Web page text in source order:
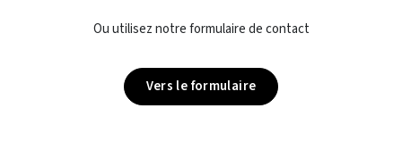
Ou utilisez notre formulaire de contact
Vers le formulaire